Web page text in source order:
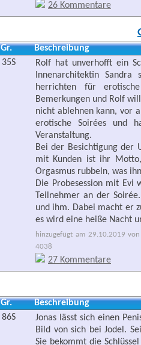
26 Kommentare
Gr.
Beschreibung
35S
Rolf hat unverhofft ein
Innenarchitektin Sandra
herrichten für
Bemerkungen und Rolf
nicht ablehnen kann, vor
erotische Soirées und
Veranstaltung.
Bei der Besichtigung der
mit Kunden ist ihr
Orgasmus rubbeln, was
Die Probesession mit
Teilnehmer an der
und ihm. Dabei macht er
es wird eine heiße Nacht
hinzugefügt am 29.10.2019
4038
27 Kommentare
Gr.
Beschreibung
86S
Jonas lässt sich einen
Bild von sich bei Jodel.
Sie bekommt die